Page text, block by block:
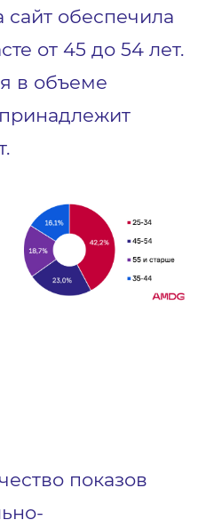
обеспечила
от 45 до 54 лет.
в объеме
показов